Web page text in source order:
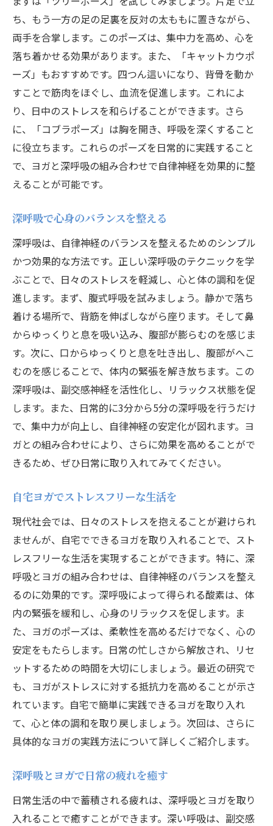
ち、もう一方の足の足裏を反対の太ももに置きながら、
両手を合掌します。このポーズは、集中力を高め、心を
落ち着かせる効果があります。また、「キャットカウポ
ーズ」もおすすめです。四つん這いになり、背骨を動か
すことで筋肉をほぐし、血流を促進します。これによ
り、日中のストレスを和らげることができます。さら
に、「コブラポーズ」は胸を開き、呼吸を深くすること
に役立ちます。これらのポーズを日常的に実践すること
で、ヨガと深呼吸の組み合わせで自律神経を効果的に整
えることが可能です。
深呼吸で心身のバランスを整える
深呼吸は、自律神経のバランスを整えるためのシンプル
かつ効果的な方法です。正しい深呼吸のテクニックを学
ぶことで、日々のストレスを軽減し、心と体の調和を促
進します。まず、腹式呼吸を試みましょう。静かで落ち
着ける場所で、背筋を伸ばしながら座ります。そして鼻
からゆっくりと息を吸い込み、腹部が膨らむのを感じま
す。次に、口からゆっくりと息を吐き出し、腹部がへこ
むのを感じることで、体内の緊張を解き放ちます。この
深呼吸は、副交感神経を活性化し、リラックス状態を促
します。また、日常的に3分から5分の深呼吸を行うだけ
で、集中力が向上し、自律神経の安定化が図れます。ヨ
ガとの組み合わせにより、さらに効果を高めることがで
きるため、ぜひ日常に取り入れてみてください。
自宅ヨガでストレスフリーな生活を
現代社会では、日々のストレスを抱えることが避けられ
ませんが、自宅でできるヨガを取り入れることで、スト
レスフリーな生活を実現することができます。特に、深
呼吸とヨガの組み合わせは、自律神経のバランスを整え
るのに効果的です。深呼吸によって得られる酸素は、体
内の緊張を緩和し、心身のリラックスを促します。ま
た、ヨガのポーズは、柔軟性を高めるだけでなく、心の
安定をもたらします。日常の忙しさから解放され、リセ
ットするための時間を大切にしましょう。最近の研究で
も、ヨガがストレスに対する抵抗力を高めることが示さ
れています。自宅で簡単に実践できるヨガを取り入れ
て、心と体の調和を取り戻しましょう。次回は、さらに
具体的なヨガの実践方法について詳しくご紹介します。
深呼吸とヨガで日常の疲れを癒す
日常生活の中で蓄積される疲れは、深呼吸とヨガを取り
入れることで癒すことができます。深い呼吸は、副交感